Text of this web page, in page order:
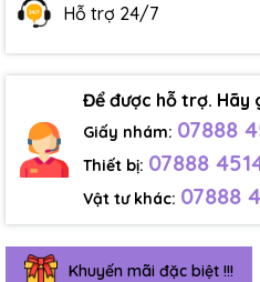
Hỗ trợ 24/7
Để được hỗ trợ. Hãy
Giấy nhám: 07888
Thiết bị: 07888
Vật tư khác: 07888
Khuyến mãi đặc biệt !!!